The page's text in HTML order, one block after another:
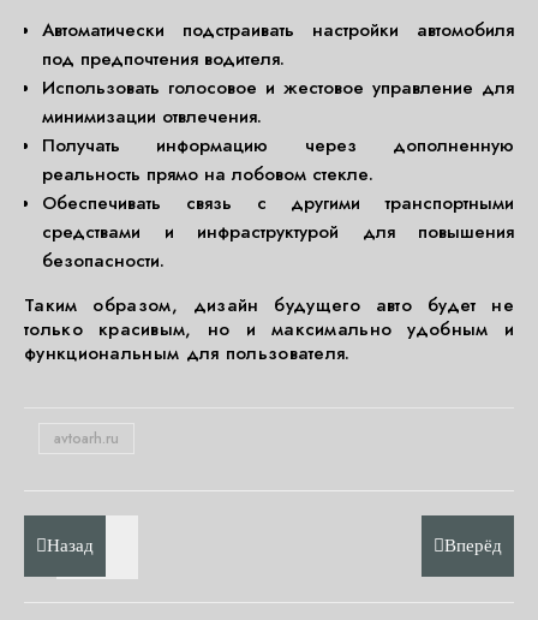
Автоматически подстраивать настройки автомобиля
под предпочтения водителя.
Использовать голосовое и жестовое управление для
минимизации отвлечения.
Получать информацию через дополненную
реальность прямо на лобовом стекле.
Обеспечивать связь с другими транспортными
средствами и инфраструктурой для повышения
безопасности.
Таким образом, дизайн будущего авто будет не
только красивым, но и максимально удобным и
функциональным для пользователя.
avtoarh.ru
Назад Вперёд